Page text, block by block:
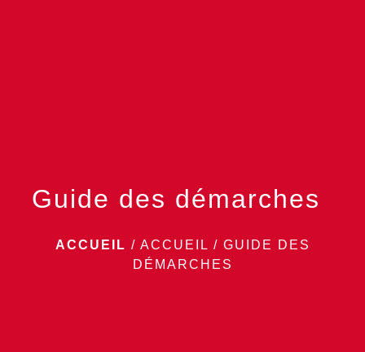
Guide des démarches
ACCUEIL / ACCUEIL / GUIDE DES
DÉMARCHES